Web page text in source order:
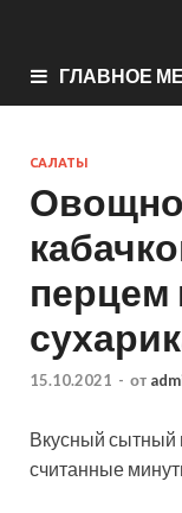
ГЛАВНОЕ
САЛАТЫ
15.10.2021 - от
Вкусный сытный
считанные